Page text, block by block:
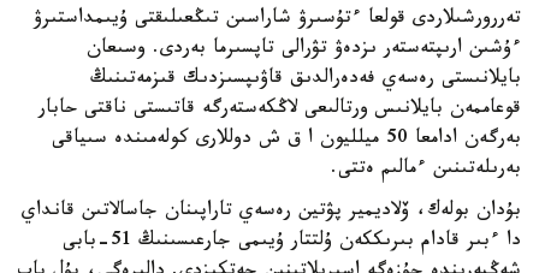
تەررورشىلاردى قولعا ءتۇسىرۋ شاراسىن تىڭعىلىقتى ۇيىمداستىرۋ
ءۇشىن ارىپتەستەر ىزدەۋ تۋرالى تاپسىرما بەردى. وسىعان
بايلانىستى رەسەي فەدەرالدىق قاۋىپسىزدىك قىزمەتىنىڭ
قوعاممەن بايلانىس ورتالىعى لاڭكەستەرگە قاتىستى ناقتى حابار
بەرگەن ادامعا 50 ميلليون ا ق ش دوللارى كولەمىندە سىياقى
بەرىلەتىنىن ءمالىم ەتتى.
بۇدان بولەك، ۆلاديمير پۋتين رەسەي تاراپىنان جاسالاتىن قانداي
دا ءبىر قادام بىرىككەن ۇلتتار ۇيىمى جارعىسىنىڭ 51-بابى